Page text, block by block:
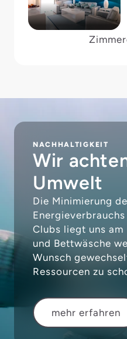
NACHHALTIGKEIT
Wir
Umwelt
Die Minimierung
Clubs liegt uns
und Bettwäsche
Wunsch
Ressourcen zu
mehr erfahren